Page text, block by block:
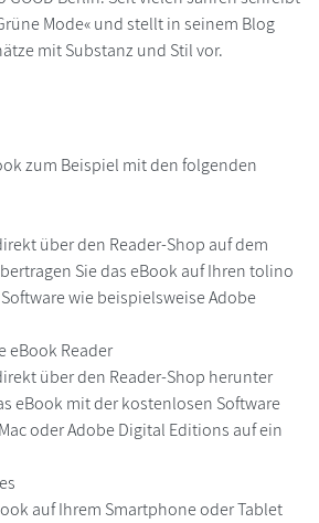
Mode« und stellt in seinem Blog
mit Substanz und Stil vor.
zum Beispiel mit den folgenden
über den Reader-Shop auf dem
Sie das eBook auf Ihren tolino
wie beispielsweise Adobe
eBook Reader
über den Reader-Shop herunter
eBook mit der kostenlosen Software
Mac oder Adobe Digital Editions auf ein
auf Ihrem Smartphone oder Tablet